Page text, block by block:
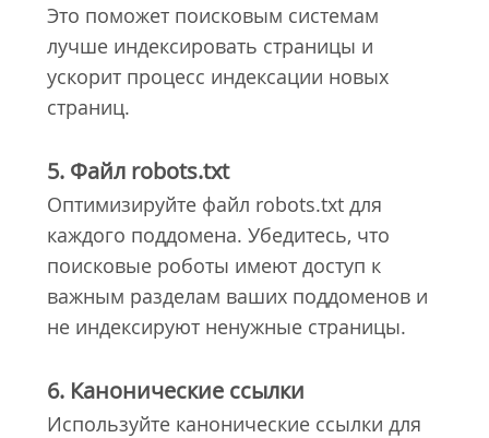
Это поможет поисковым системам
лучше индексировать страницы и
ускорит процесс индексации новых
страниц.
5. Файл robots.txt
Оптимизируйте файл robots.txt для
каждого поддомена. Убедитесь, что
поисковые роботы имеют доступ к
важным разделам ваших поддоменов и
не индексируют ненужные страницы.
6. Канонические ссылки
Используйте канонические ссылки для